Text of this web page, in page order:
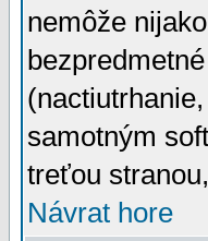
nemôže
samotným
treťou
Návrat hore